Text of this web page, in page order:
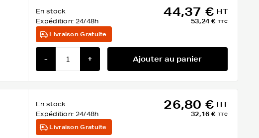
En stock
Expédition: 24/48h
44,37 € HT
53,24 € TTC
Livraison Gratuite
- + Ajouter au panier
En stock
Expédition: 24/48h
26,80 € HT
32,16 € TTC
Livraison Gratuite